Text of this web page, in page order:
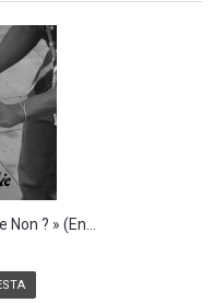
Non ? » (En...